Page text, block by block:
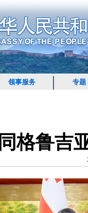
领事服务 专题
格鲁吉